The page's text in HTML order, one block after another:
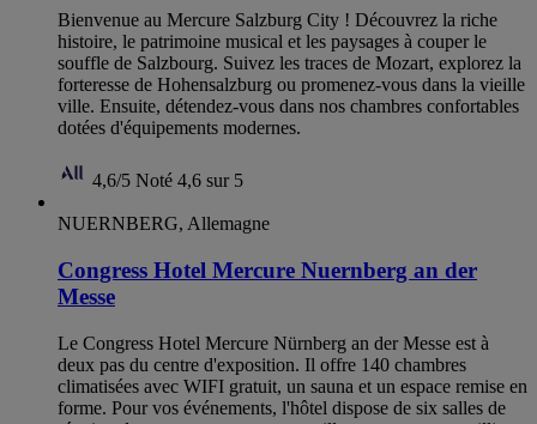
Bienvenue au Mercure Salzburg City ! Découvrez la riche
histoire, le patrimoine musical et les paysages à couper le
souffle de Salzbourg. Suivez les traces de Mozart, explorez la
forteresse de Hohensalzburg ou promenez-vous dans la vieille
ville. Ensuite, détendez-vous dans nos chambres confortables
dotées d'équipements modernes.
4,6/5 Noté 4,6 sur 5
NUERNBERG, Allemagne
Congress Hotel Mercure Nuernberg an der
Messe
Le Congress Hotel Mercure Nürnberg an der Messe est à
deux pas du centre d'exposition. Il offre 140 chambres
climatisées avec WIFI gratuit, un sauna et un espace remise en
forme. Pour vos événements, l'hôtel dispose de six salles de